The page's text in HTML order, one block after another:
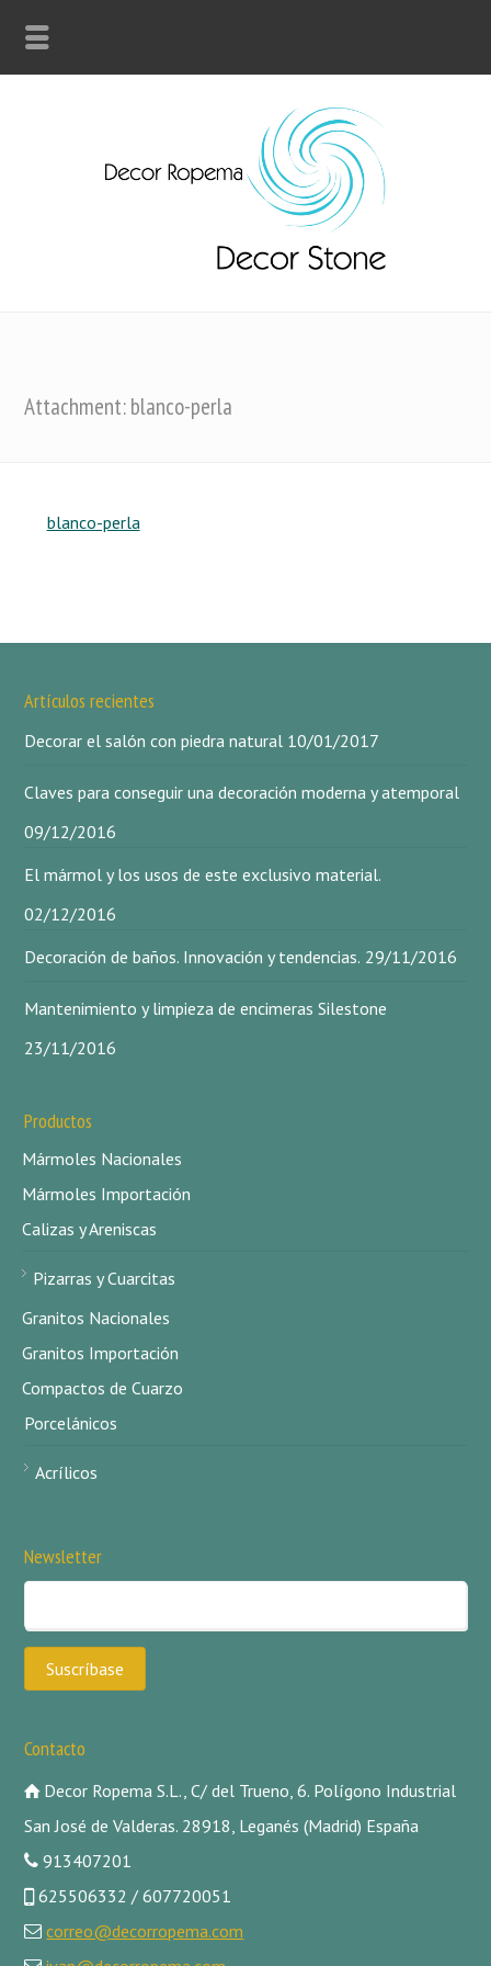
Attachment: blanco-perla
blanco-perla
Artículos recientes
Decorar el salón con piedra natural 10/01/2017
Claves para conseguir una decoración moderna y atemporal
09/12/2016
El mármol y los usos de este exclusivo material.
02/12/2016
Decoración de baños. Innovación y tendencias. 29/11/2016
Mantenimiento y limpieza de encimeras Silestone
23/11/2016
Productos
Mármoles Nacionales
Mármoles Importación
Calizas y Areniscas
Pizarras y Cuarcitas
Granitos Nacionales
Granitos Importación
Compactos de Cuarzo
Porcelánicos
Acrílicos
Newsletter
Contacto
Decor Ropema S.L., C/ del Trueno, 6. Polígono Industrial
San José de Valderas. 28918, Leganés (Madrid) España
913407201
625506332 / 607720051
correo@decorropema.com